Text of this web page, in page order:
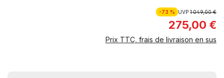
-73 % UVP1 049,00 €
275,00 €
Prix TTC, frais de livraison en sus